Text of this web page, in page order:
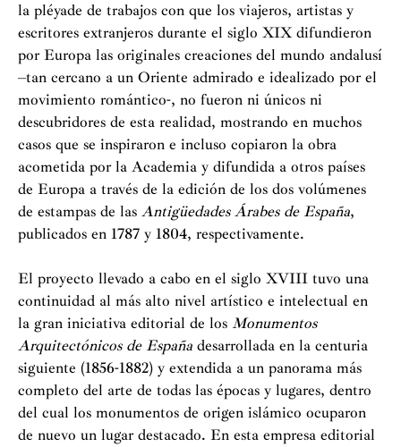
la pléyade de trabajos con que los viajeros, artistas y
escritores extranjeros durante el siglo XIX difundieron
por Europa las originales creaciones del mundo andalusí
–tan cercano a un Oriente admirado e idealizado por el
movimiento romántico-, no fueron ni únicos ni
descubridores de esta realidad, mostrando en muchos
casos que se inspiraron e incluso copiaron la obra
acometida por la Academia y difundida a otros países
de Europa a través de la edición de los dos volúmenes
de estampas de las Antigüedades Árabes de España,
publicados en 1787 y 1804, respectivamente.
El proyecto llevado a cabo en el siglo XVIII tuvo una
continuidad al más alto nivel artístico e intelectual en
la gran iniciativa editorial de los Monumentos
Arquitectónicos de España desarrollada en la centuria
siguiente (1856-1882) y extendida a un panorama más
completo del arte de todas las épocas y lugares, dentro
del cual los monumentos de origen islámico ocuparon
de nuevo un lugar destacado. En esta empresa editorial